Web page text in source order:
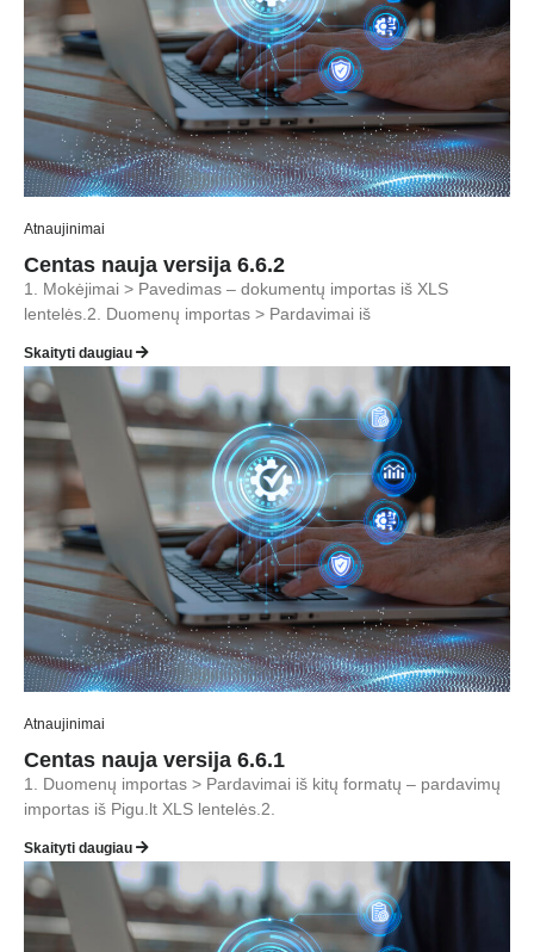
Atnaujinimai
Centas nauja versija 6.6.2
1. Mokėjimai > Pavedimas – dokumentų importas iš XLS
lentelės.2. Duomenų importas > Pardavimai iš
Skaityti daugiau
Atnaujinimai
Centas nauja versija 6.6.1
1. Duomenų importas > Pardavimai iš kitų formatų – pardavimų
importas iš Pigu.lt XLS lentelės.2.
Skaityti daugiau